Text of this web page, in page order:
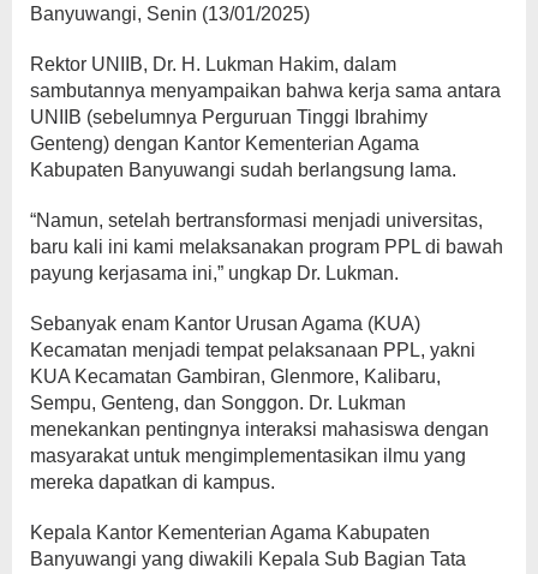
Banyuwangi, Senin (13/01/2025)
Rektor UNIIB, Dr. H. Lukman Hakim, dalam
sambutannya menyampaikan bahwa kerja sama antara
UNIIB (sebelumnya Perguruan Tinggi Ibrahimy
Genteng) dengan Kantor Kementerian Agama
Kabupaten Banyuwangi sudah berlangsung lama.
“Namun, setelah bertransformasi menjadi universitas,
baru kali ini kami melaksanakan program PPL di bawah
payung kerjasama ini,” ungkap Dr. Lukman.
Sebanyak enam Kantor Urusan Agama (KUA)
Kecamatan menjadi tempat pelaksanaan PPL, yakni
KUA Kecamatan Gambiran, Glenmore, Kalibaru,
Sempu, Genteng, dan Songgon. Dr. Lukman
menekankan pentingnya interaksi mahasiswa dengan
masyarakat untuk mengimplementasikan ilmu yang
mereka dapatkan di kampus.
Kepala Kantor Kementerian Agama Kabupaten
Banyuwangi yang diwakili Kepala Sub Bagian Tata